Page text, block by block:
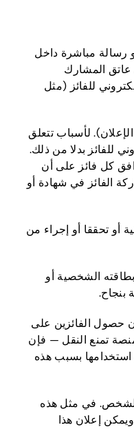
رسالة مباشرة داخل
لتلك الجولة. تقع على عاتق المشارك
للفائز (مثل
لأسباب تتعلق
للفائز بدلا من ذلك.
كل فائز على أن
الفائز في شهادة أو
أو تحققا أو إجراء من
الشخصية أو
حصول الفائزين على
تمنع النقل — فإن
بسبب هذه
الشخص. في مثل هذه
إعلان هذا